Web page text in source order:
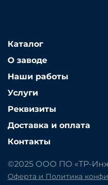
Каталог
О заводе
Наши работы
Услуги
Реквизиты
Доставка и оплата
Контакты
©2025 ООО ПО «ТР-
Оферта и Политика